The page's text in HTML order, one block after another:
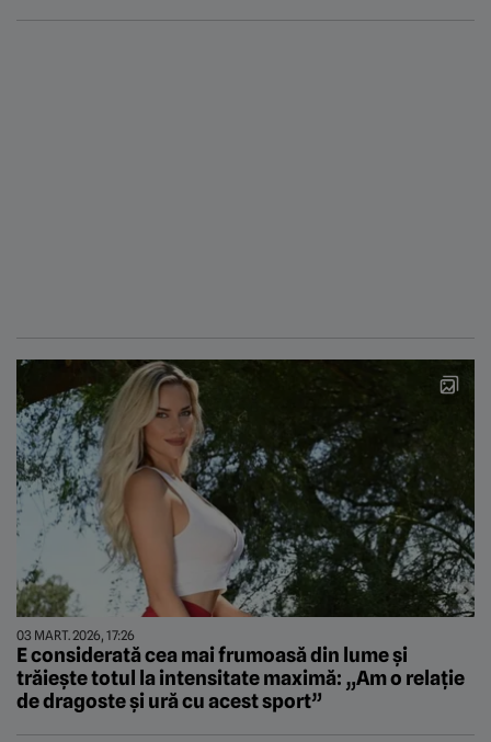
03 MART. 2026, 17:26
E considerată cea mai frumoasă din lume și
trăiește totul la intensitate maximă: „Am o relație
de dragoste și ură cu acest sport”